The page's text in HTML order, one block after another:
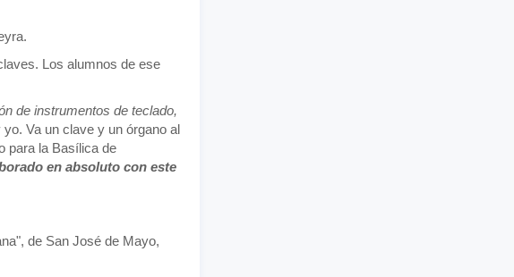
Los alumnos de ese
de instrumentos de teclado,
Va un clave y un órgano al
para la Basílica de
en absoluto con este
de San José de Mayo,